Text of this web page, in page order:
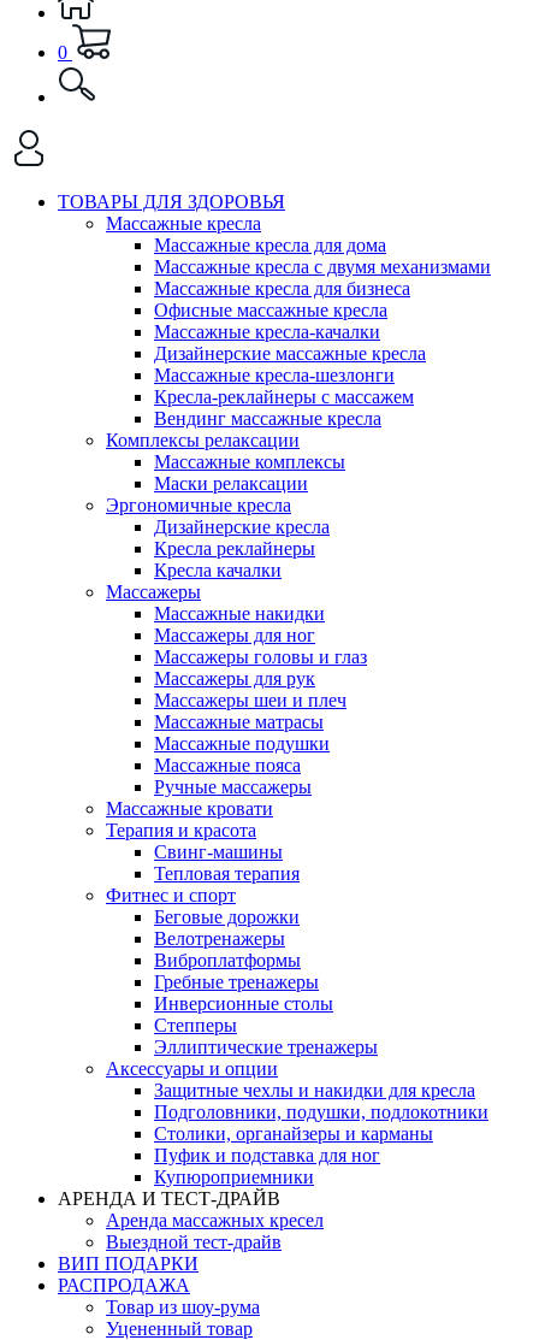
0
ТОВАРЫ ДЛЯ ЗДОРОВЬЯ
Массажные кресла
Массажные кресла для дома
Массажные кресла с двумя механизмами
Массажные кресла для бизнеса
Офисные массажные кресла
Массажные кресла-качалки
Дизайнерские массажные кресла
Массажные кресла-шезлонги
Кресла-реклайнеры с массажем
Вендинг массажные кресла
Комплексы релаксации
Массажные комплексы
Маски релаксации
Эргономичные кресла
Дизайнерские кресла
Кресла реклайнеры
Кресла качалки
Массажеры
Массажные накидки
Массажеры для ног
Массажеры головы и глаз
Массажеры для рук
Массажеры шеи и плеч
Массажные матрасы
Массажные подушки
Массажные пояса
Ручные массажеры
Массажные кровати
Терапия и красота
Свинг-машины
Тепловая терапия
Фитнес и спорт
Беговые дорожки
Велотренажеры
Виброплатформы
Гребные тренажеры
Инверсионные столы
Степперы
Эллиптические тренажеры
Аксессуары и опции
Защитные чехлы и накидки для кресла
Подголовники, подушки, подлокотники
Столики, органайзеры и карманы
Пуфик и подставка для ног
Купюроприемники
АРЕНДА И ТЕСТ-ДРАЙВ
Аренда массажных кресел
Выездной тест-драйв
ВИП ПОДАРКИ
РАСПРОДАЖА
Товар из шоу-рума
Уцененный товар